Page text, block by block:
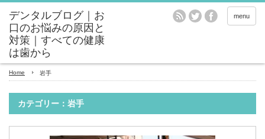
menu
Home 岩手
カテゴリー：岩手